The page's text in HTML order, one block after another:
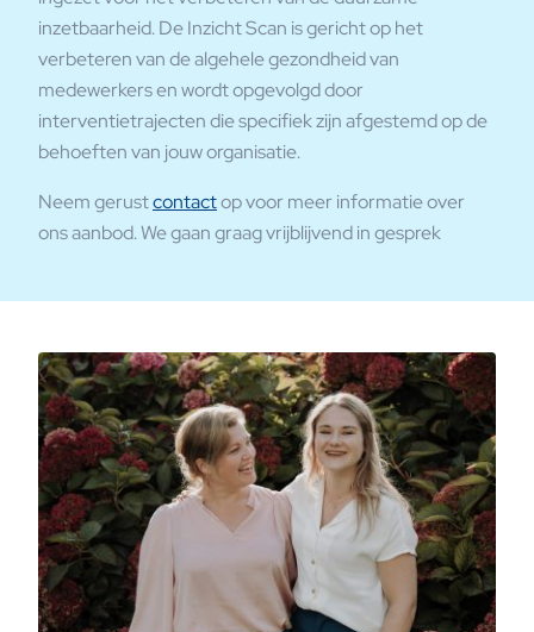
inzetbaarheid. De Inzicht Scan is gericht op het
verbeteren van de algehele gezondheid van
medewerkers en wordt opgevolgd door
interventietrajecten die specifiek zijn afgestemd op de
behoeften van jouw organisatie.
Neem gerustcontactop voor meer informatie over
ons aanbod. We gaan graag vrijblijvend in gesprek